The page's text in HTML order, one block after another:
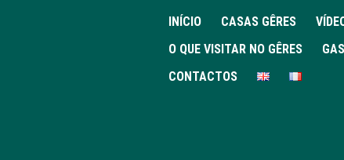
INÍCIO CASAS GÊRES
O QUE VISITAR NO GÊRES
CONTACTOS